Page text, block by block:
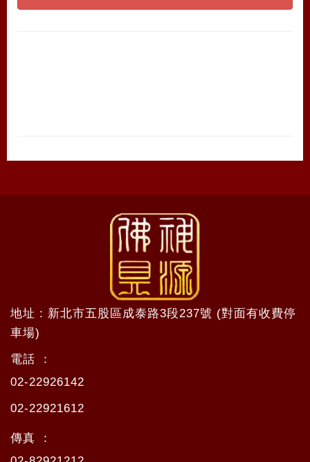
地址 : 新北市五股區成泰路3段237號 (對面有收費停
車場)
電話 ：
02-22926142
02-22921612
傳真 ：